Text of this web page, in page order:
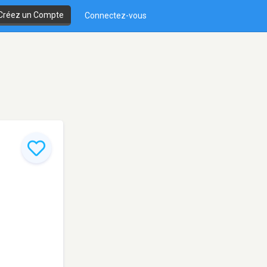
un Compte Connectez-vous